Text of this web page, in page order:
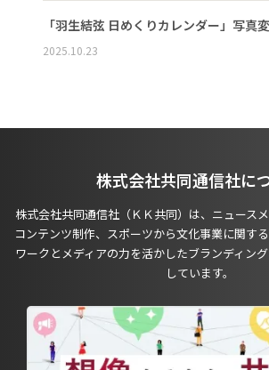
「羽生結弦 日めくりカレンダー」写真
2025.10.23
株式会社共同通信社に
株式会社共同通信社（ＫＫ共同）は、ニュース
コンテンツ制作、スポーツから文化事業に関す
ワークとメディアの力を活かしたブランディン
しています。